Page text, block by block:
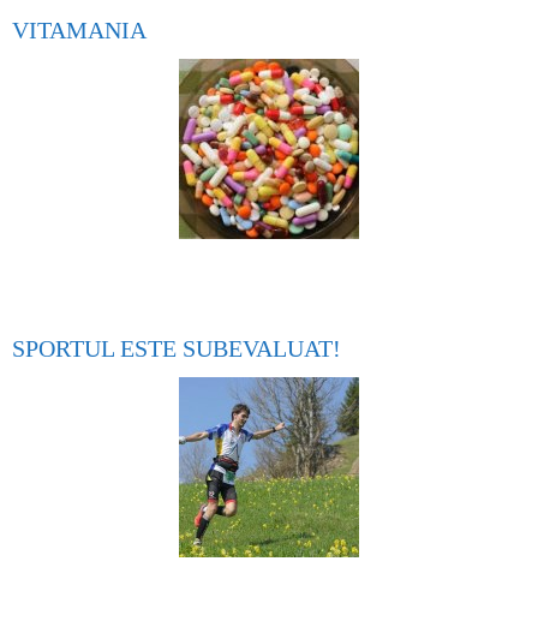
VITAMANIA
SPORTUL ESTE SUBEVALUAT!